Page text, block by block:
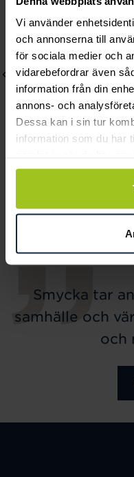
Vi använder
och annonserna till
för sociala medier och
vidarebefordrar även
information från din
annons- och
Dessa kan i sin tur
information som du har
August
Pris:2 780 kr
2 780 kr
Smycka tar
samhälle och
och